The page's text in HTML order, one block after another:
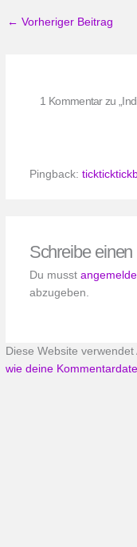
← Vorheriger Beitrag
1 Kommentar zu
Pingback:
Schreibe
Du musst
abzugeben.
Diese Website
wie deine